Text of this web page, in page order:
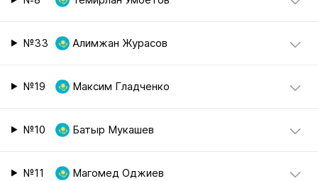
№33 Алимжан Журасов
№19 Максим Гладченко
№10 Батыр Мукашев
№11 Магомед Оджиев